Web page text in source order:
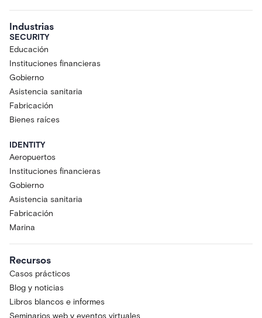
Industrias
SECURITY
Educación
Instituciones financieras
Gobierno
Asistencia sanitaria
Fabricación
Bienes raíces
IDENTITY
Aeropuertos
Instituciones financieras
Gobierno
Asistencia sanitaria
Fabricación
Marina
Recursos
Casos prácticos
Blog y noticias
Libros blancos e informes